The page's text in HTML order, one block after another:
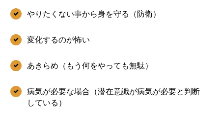
やりたくない事から身を守る（防衛）
変化するのが怖い
あきらめ（もう何をやっても無駄）
病気が必要な場合（潜在意識が病気が必要と判断
している）